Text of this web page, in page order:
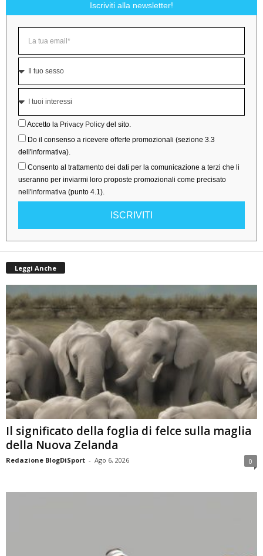
Iscriviti alla newsletter!
Accetto la Privacy Policy del sito.
Do il consenso a ricevere offerte promozionali (sezione 3.3
dell'informativa).
Consento al trattamento dei dati per la comunicazione a terzi che li
useranno per inviarmi loro proposte promozionali come precisato
nell'informativa (punto 4.1).
ISCRIVITI
Leggi Anche
Il significato della foglia di felce sulla maglia
della Nuova Zelanda
Redazione BlogDiSport - Ago 6, 2026 0